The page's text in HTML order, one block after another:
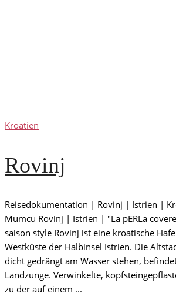
Kroatien
Rovinj
Reisedokumentation | Rovinj | Istrien |
Mumcu Rovinj | Istrien | "La pERLa
saison style Rovinj ist eine kroatische
Westküste der Halbinsel Istrien. Die
dicht gedrängt am Wasser stehen,
Landzunge. Verwinkelte,
zu der auf einem ...